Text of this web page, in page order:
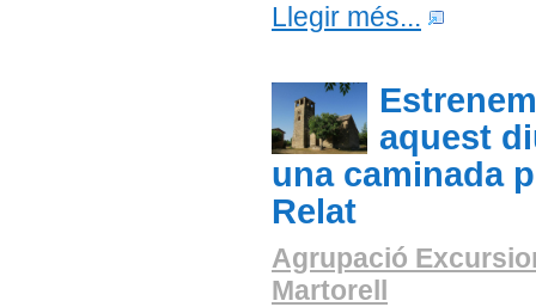
Llegir més...
aquest
una caminada
Relat
Agrupació
Martorell